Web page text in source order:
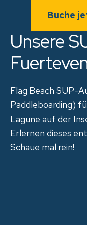
Buche
Unsere
Flag Beach SUP-
Paddleboarding)
Lagune auf der
Erlernen dieses
Schaue mal rein!